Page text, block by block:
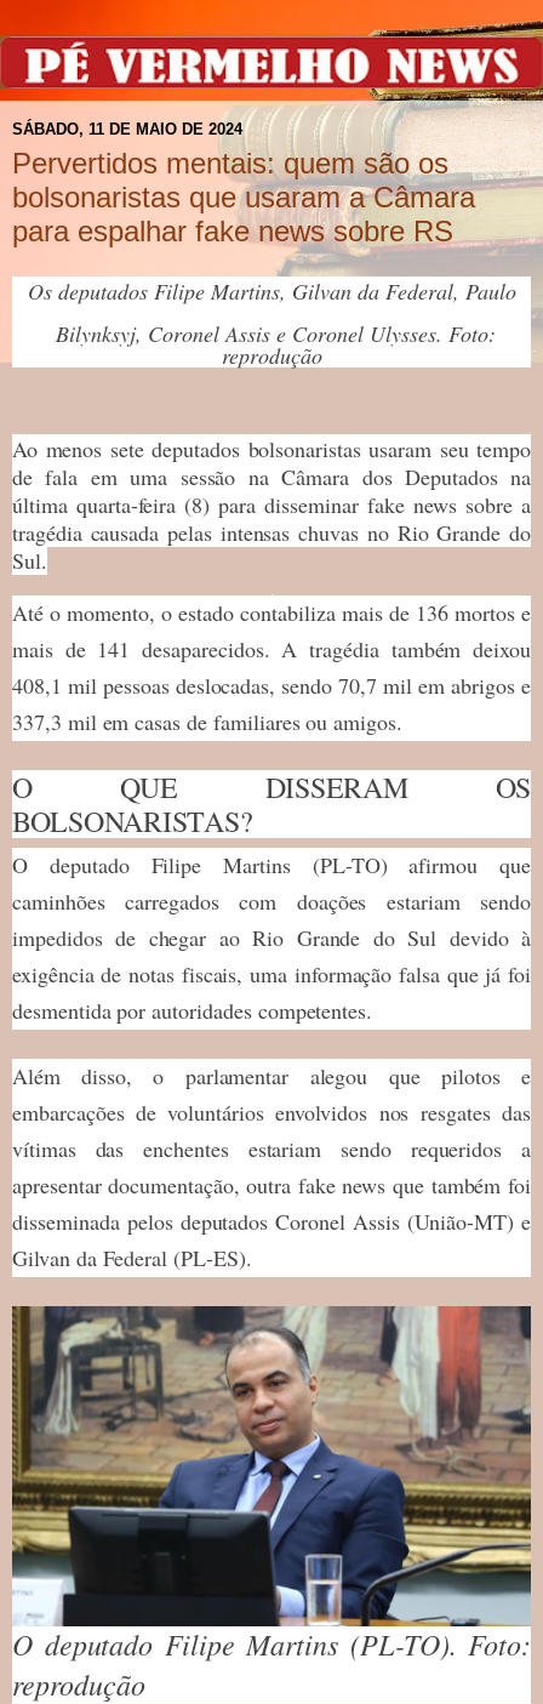
SÁBADO, 11 DE MAIO DE 2024
Pervertidos mentais: quem são os
bolsonaristas que usaram a Câmara
para espalhar fake news sobre RS
Os deputados Filipe Martins, Gilvan da Federal, Paulo
Bilynksyj, Coronel Assis e Coronel Ulysses. Foto:
reprodução
Ao menos sete deputados bolsonaristas usaram seu tempo
de fala em uma sessão na Câmara dos Deputados na
última quarta-feira (8) para disseminar fake news sobre a
tragédia causada pelas intensas chuvas no Rio Grande do
Sul.
Até o momento, o estado contabiliza mais de 136 mortos e
mais de 141 desaparecidos. A tragédia também deixou
408,1 mil pessoas deslocadas, sendo 70,7 mil em abrigos e
337,3 mil em casas de familiares ou amigos.
O QUE DISSERAM OS
BOLSONARISTAS?
O deputado Filipe Martins (PL-TO) afirmou que
caminhões carregados com doações estariam sendo
impedidos de chegar ao Rio Grande do Sul devido à
exigência de notas fiscais, uma informação falsa que já foi
desmentida por autoridades competentes.
Além disso, o parlamentar alegou que pilotos e
embarcações de voluntários envolvidos nos resgates das
vítimas das enchentes estariam sendo requeridos a
apresentar documentação, outra fake news que também foi
disseminada pelos deputados Coronel Assis (União-MT) e
Gilvan da Federal (PL-ES).
O deputado Filipe Martins (PL-TO). Foto:
reprodução